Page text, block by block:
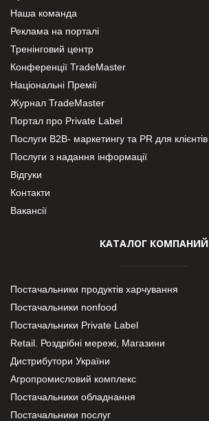
Наша команда
Реклама на порталі
Тренінговий центр
Конференції TradeMaster
Національні Премії
Журнал TradeMaster
Портал про Private Label
Послуги В2В- маркетингу та PR для клієнтів
Послуги з надання інформації
Відгуки
Контакти
Вакансії
КАТАЛОГ КОМПАНИЙ
Постачальники продуктів харчування
Постачальники nonfood
Постачальники Private Label
Retail. Роздрібні мережі, Магазини
Дистрибутори України
Агропромисловий комплекс
Постачальники обладнання
Постачальники послуг